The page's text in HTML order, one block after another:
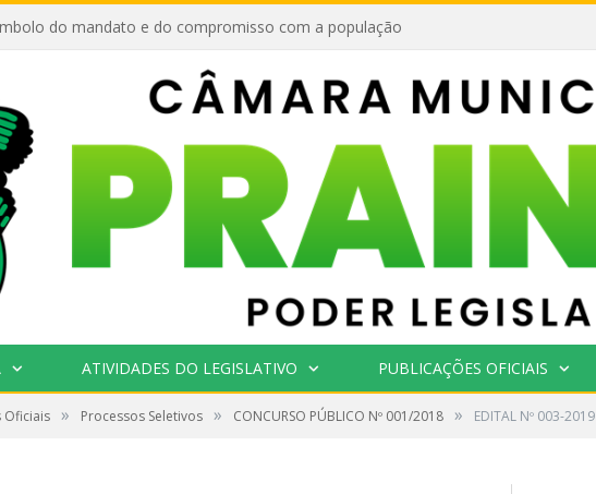
do mandato e do compromisso com a população
ATIVIDADES DO LEGISLATIVO PUBLICAÇÕES OFICIAIS
Oficiais » Processos Seletivos » CONCURSO PÚBLICO Nº 001/2018 » EDITAL Nº 003-2019